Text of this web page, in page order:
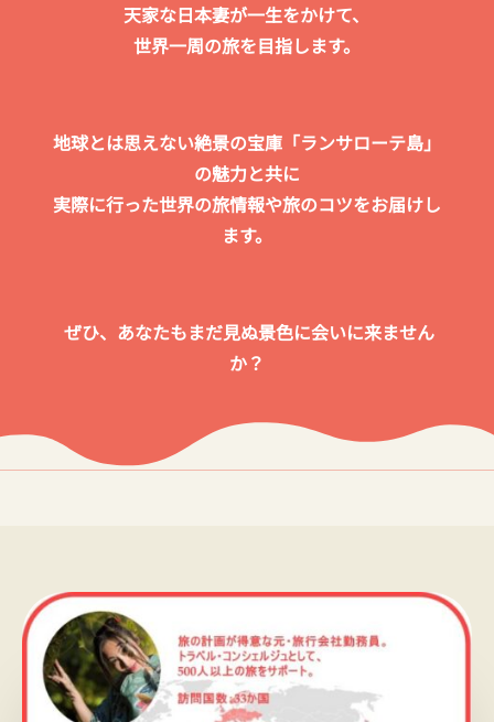
天家な日本妻が一生をかけて、
世界一周の旅を目指します。
地球とは思えない絶景の宝庫「ランサローテ島」
の魅力と共に
実際に行った世界の旅情報や旅のコツをお届けし
ます。
ぜひ、あなたもまだ見ぬ景色に会いに来ません
か？